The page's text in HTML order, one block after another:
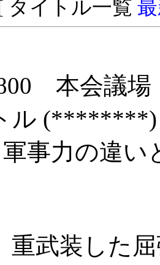
タイトル一覧
本会
ル (********)
軍事力の違
重武装した